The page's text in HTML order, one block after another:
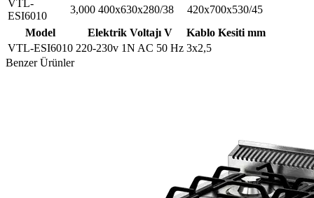
VTL-
ESI6010
3,000 400x630x280/38
420x700x530/45
Model
Elektrik Voltajı V
Kablo Kesiti mm
VTL-ESI6010 220-230v 1N AC 50 Hz 3x2,5
Benzer Ürünler